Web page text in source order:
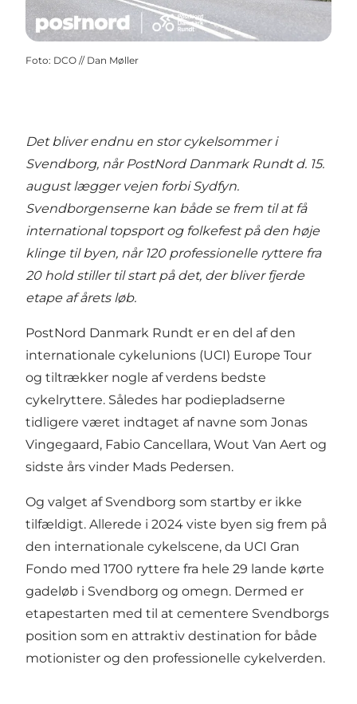
Foto: DCO // Dan Møller
Det bliver endnu en stor cykelsommer i
Svendborg, når PostNord Danmark Rundt d. 15.
august lægger vejen forbi Sydfyn.
Svendborgenserne kan både se frem til at få
international topsport og folkefest på den høje
klinge til byen, når 120 professionelle ryttere fra
20 hold stiller til start på det, der bliver fjerde
etape af årets løb.
PostNord Danmark Rundt er en del af den
internationale cykelunions (UCI) Europe Tour
og tiltrækker nogle af verdens bedste
cykelryttere. Således har podiepladserne
tidligere været indtaget af navne som Jonas
Vingegaard, Fabio Cancellara, Wout Van Aert og
sidste års vinder Mads Pedersen.
Og valget af Svendborg som startby er ikke
tilfældigt. Allerede i 2024 viste byen sig frem på
den internationale cykelscene, da UCI Gran
Fondo med 1700 ryttere fra hele 29 lande kørte
gadeløb i Svendborg og omegn. Dermed er
etapestarten med til at cementere Svendborgs
position som en attraktiv destination for både
motionister og den professionelle cykelverden.